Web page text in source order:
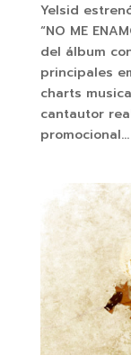
Yelsid
“NO ME
del álbum
principales
charts
cantautor
promocional...